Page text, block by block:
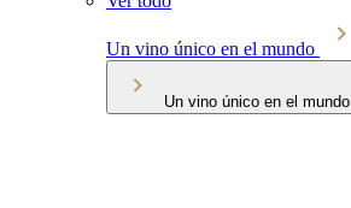
Un vino único en el mundo
Un vino único en el mundo